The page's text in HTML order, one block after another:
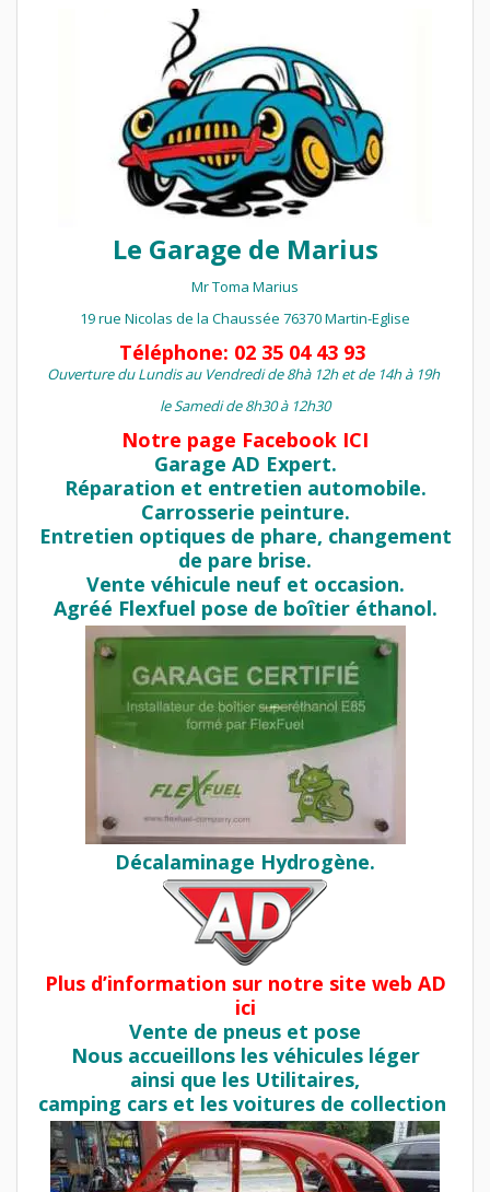
Le Garage de Marius
Mr Toma Marius
19 rue Nicolas de la Chaussée 76370 Martin-Eglise
Téléphone: 02 35 04 43 93
Ouverture du Lundis au Vendredi de 8hà 12h et de 14h à 19h
le Samedi de 8h30 à 12h30
Notre page Facebook ICI
Garage AD Expert.
Réparation et entretien automobile.
Carrosserie peinture.
Entretien optiques de phare, changement
de pare brise.
Vente véhicule neuf et occasion.
Agréé Flexfuel pose de boîtier éthanol.
Décalaminage Hydrogène.
Plus d’information sur notre site web AD
ici
Vente de pneus et pose
Nous accueillons les véhicules léger
ainsi que les Utilitaires,
camping cars et les voitures de collection